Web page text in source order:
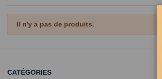
Il n'y a pas de produits.
CATÉGORIES